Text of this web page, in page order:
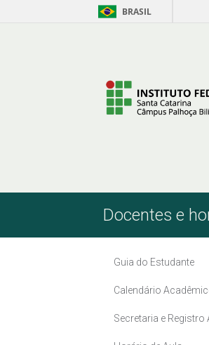
Pular para o Conteúdo BRASIL
Docentes e
Guia do Estudante
Calendário
Secretaria e